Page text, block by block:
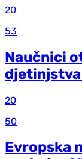
20
53
Naučnici
d‌jetinjstva
20
50
Evropska